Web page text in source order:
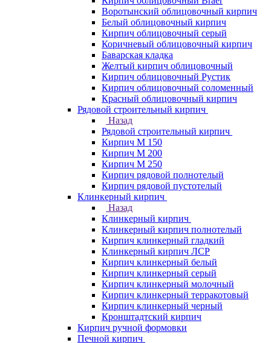
Воротынский облицовочный кирпич
Белый облицовочный кирпич
Кирпич облицовочный серый
Коричневый облицовочный кирпич
Баварская кладка
Желтый кирпич облицовочный
Кирпич облицовочный Рустик
Кирпич облицовочный соломенный
Красный облицовочный кирпич
Рядовой строительный кирпич
Назад
Рядовой строительный кирпич
Кирпич М 150
Кирпич М 200
Кирпич М 250
Кирпич рядовой полнотелый
Кирпич рядовой пустотелый
Клинкерный кирпич
Назад
Клинкерный кирпич
Клинкерный кирпич полнотелый
Кирпич клинкерный гладкий
Клинкерный кирпич ЛСР
Кирпич клинкерный белый
Кирпич клинкерный серый
Кирпич клинкерный молочный
Кирпич клинкерный терракотовый
Кирпич клинкерный черный
Кронштадтский кирпич
Кирпич ручной формовки
Печной кирпич